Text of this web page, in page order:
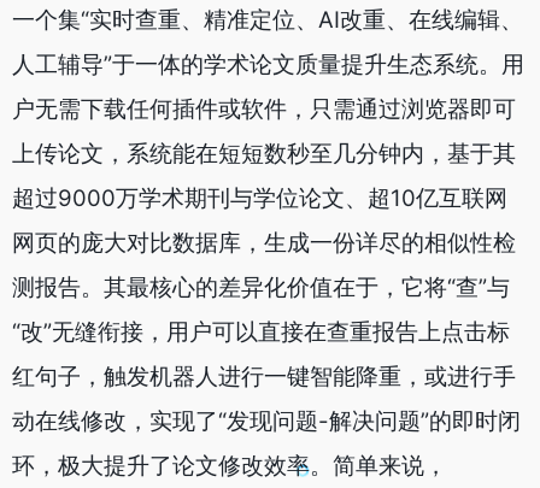
一个集“实时查重、精准定位、AI改重、在线编辑、
人工辅导”于一体的学术论文质量提升生态系统。用
户无需下载任何插件或软件，只需通过浏览器即可
上传论文，系统能在短短数秒至几分钟内，基于其
超过9000万学术期刊与学位论文、超10亿互联网
网页的庞大对比数据库，生成一份详尽的相似性检
测报告。其最核心的差异化价值在于，它将“查”与
“改”无缝衔接，用户可以直接在查重报告上点击标
红句子，触发机器人进行一键智能降重，或进行手
动在线修改，实现了“发现问题-解决问题”的即时闭
环，极大提升了论文修改效率。简单来说，